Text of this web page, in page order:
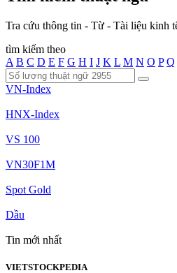
Tra cứu thông tin - Từ - Tài liệu kinh
tìm kiếm theo
A B C D E F G H I J K L M N O P Q
VN-Index
HNX-Index
VS 100
VN30F1M
Spot Gold
Dầu
Tin mới nhất
VIETSTOCKPEDIA